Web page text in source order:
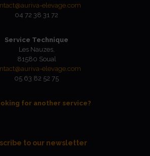
elevage.com
04 72 38 31 72
Service Technique
Les Nauzes,
81580 Soual
elevage.com
05 63 82 52 75
for another service?
to our newsletter